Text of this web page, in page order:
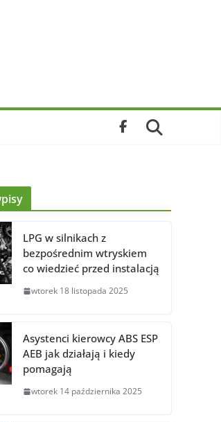
LPG w silnikach z
bezpośrednim wtryskiem
co wiedzieć przed instalacją
wtorek 18 listopada 2025
Asystenci kierowcy ABS ESP
AEB jak działają i kiedy
pomagają
wtorek 14 października 2025